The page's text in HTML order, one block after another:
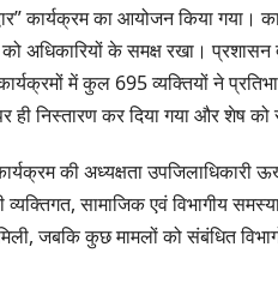
कार्यक्रम का आयोजन किया गया।
अधिकारियों के समक्ष रखा।
में कुल 695 व्यक्तियों ने
निस्तारण कर दिया गया और शेष को
की अध्यक्षता
व्यक्तिगत, सामाजिक एवं विभागीय
जबकि कुछ मामलों को संबंधित